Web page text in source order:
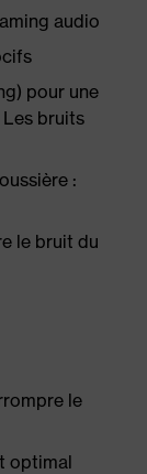
audio
pour une
bruits
:
le bruit du
le
optimal